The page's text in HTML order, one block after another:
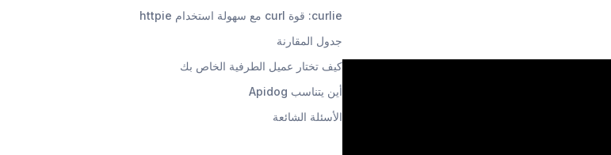
curlie: قوة curl مع سهولة استخدام httpie
جدول المقارنة
كيف تختار عميل الطرفية الخاص بك
أين يتناسب Apidog
الأسئلة الشائعة